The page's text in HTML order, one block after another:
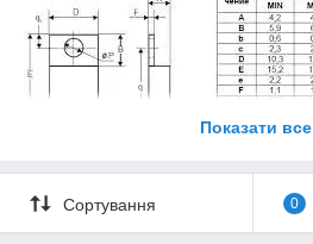
Показати все
Сортування 0